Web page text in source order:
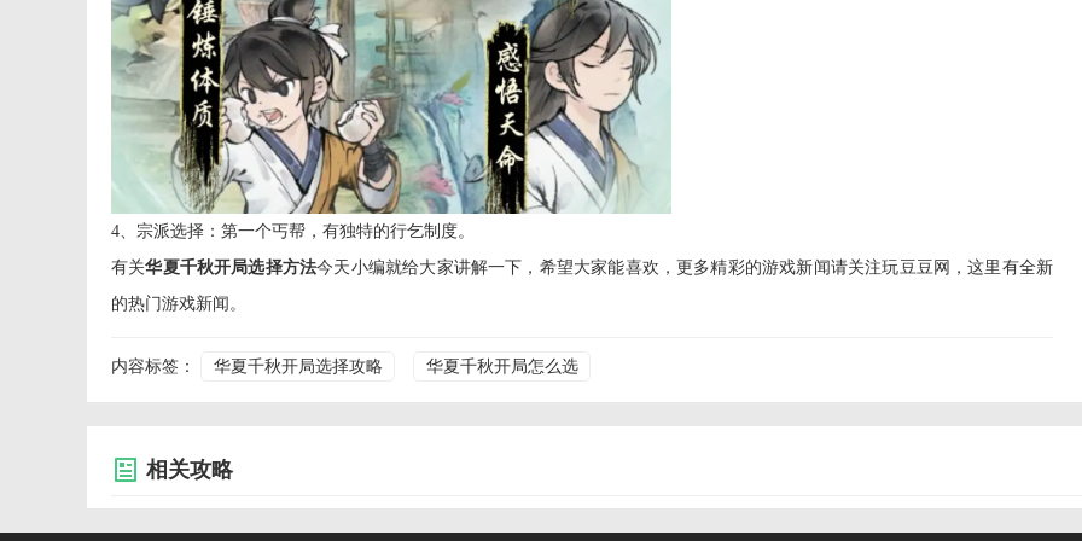
4、宗派选择：第一个丐帮，有独特的行乞制度。
有关华夏千秋开局选择方法今天小编就给大家讲解一下，希望大家能喜欢，更多精彩的游戏新闻请关注玩豆豆网，这里有全新
的热门游戏新闻。
内容标签： 华夏千秋开局选择攻略 华夏千秋开局怎么选
相关攻略